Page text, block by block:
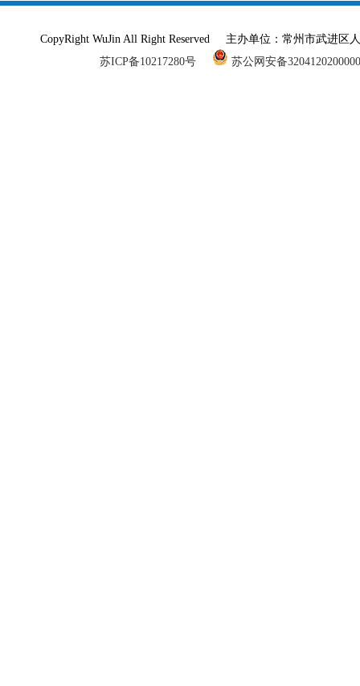
CopyRight WuJin All Right Reserved 主办单位：常州市武进
苏ICP备10217280号
苏公网安备